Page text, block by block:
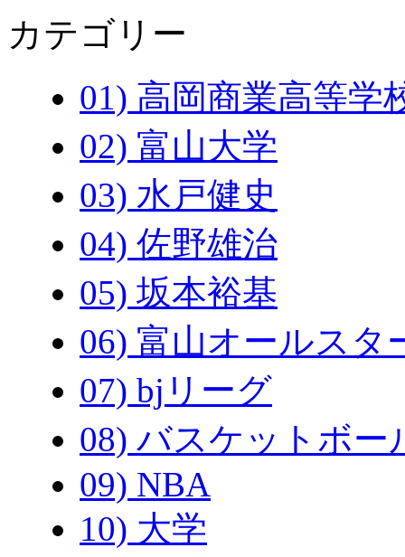
カテゴリー
01) 高岡商業高等学
02) 富山大学
03) 水戸健史
04) 佐野雄治
05) 坂本裕基
06) 富山オールスタ
07) bjリーグ
08) バスケットボー
09) NBA
10) 大学